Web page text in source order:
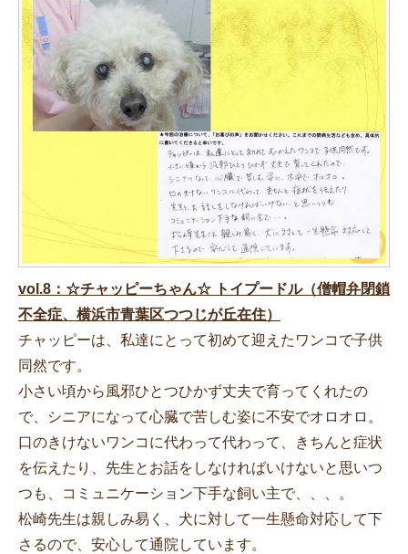
vol.8：☆チャッピーちゃん☆ トイプードル（僧帽弁閉鎖
不全症、横浜市青葉区つつじが丘在住）
チャッピーは、私達にとって初めて迎えたワンコで子供
同然です。
小さい頃から風邪ひとつひかず丈夫で育ってくれたの
で、シニアになって心臓で苦しむ姿に不安でオロオロ。
口のきけないワンコに代わって代わって、きちんと症状
を伝えたり、先生とお話をしなければいけないと思いつ
つも、コミュニケーション下手な飼い主で、、、。
松崎先生は親しみ易く、犬に対して一生懸命対応して下
さるので、安心して通院しています。